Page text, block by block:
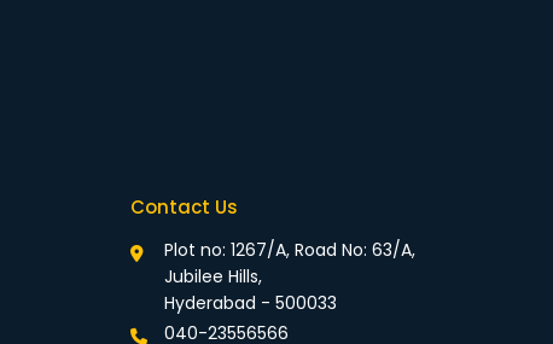
Contact Us
Plot no: 1267/A, Road No: 63/A,
Jubilee Hills,
Hyderabad - 500033
040-23556566